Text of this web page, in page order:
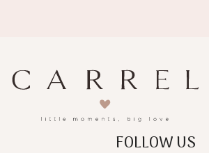
FOLLOW US